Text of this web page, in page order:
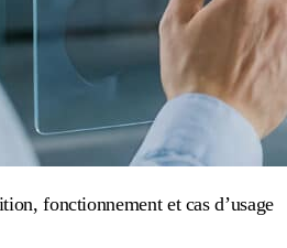
fonctionnement et cas d’usage